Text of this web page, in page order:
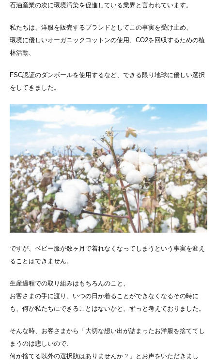
石油産業の次に環境汚染を促進している業界と言われています。
私たちは、洋服を販売するブランドとしてこの事実を受け止め、
環境に優しいオーガニックコットンの使用、CO2を回収するための植
林活動、
FSC認証のダンボールを使用するなど、できる限り地球に優しい選択
をしてきました。
ですが、ベビー服が数ヶ月で着れなくなってしまうという事実を変え
ることはできません。
生産過程での取り組みはもちろんのこと、
お客さまの手に渡り、いつの日か着ることができなくなるその時に
も、 何か私たちにできることはないかと、ずっと考えておりました。
そんな時、お客さまから「大切な想い出が詰まったお洋服を捨ててし
まうのは悲しいので、
何か捨てる以外の選択肢はありませんか？」とお声をいただきまし